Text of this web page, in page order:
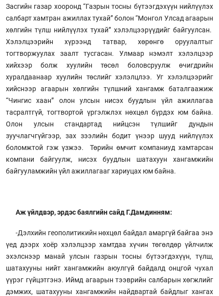
Засгийн газар хооронд “Газрын тосны бүтээгдэхүүн нийлүүлэх
салбарт хамтран ажиллах тухай” болон “Монгол Улсад агаарын
хөлгийн түлш нийлүүлэх тухай” хэлэлцээрүүдийг байгуулсан.
Хэлэлцээрийн хүрээнд татвар, хөрөнгө оруулалтыг
тогтворжуулах заалт тусгасан. Улмаар нэмэлт хэлэлцээр
хийхээр болж хуулийн төсөл боловсруулж өчигдрийн
хуралдаанаар хуулийн төслийг хэлэлцлээ. Уг хэлэлцээрийг
хийснээр агаарын хөлгийн түлшний хангамж баталгаажиж
“Чингис хаан” олон улсын нисэх буудлын үйл ажиллагаа
тасралтгүй, тогтвортой үргэлжлэх нөхцөл бүрдэх юм байна.
Олон улсын стандартад нийцсэн түлшийг дундын
зуучлагчгүйгээр, зах зээлийн бодит үнээр шууд нийлүүлэх
боломжтой гэж үзжээ. Төрийн өмчит компаниуд хамтарсан
компани байгуулж, нисэх буудлын шатахуун хангамжийн
байгууламжийн үйл ажиллагааг хариуцах юм байна.
Аж үйлдвэр, эрдэс баялгийн сайд Г.Дамдинням:
-Дэлхийн геополитикийн нөхцөл байдал амаргүй байгаа энэ
үед дээрх хоёр хэлэлцээр хамтдаа хүчин төгөлдөр үйлчилж
эхэлснээр манай улсын газрын тосны бүтээгдэхүүн, түлш,
шатахууны нийт хангамжийн аюулгүй байдалд онцгой чухал
үүрэг гүйцэтгэнэ. Иймд агаарын тээврийн салбарын хөгжлийг
дэмжих, шатахууны хангамжийн найдвартай байдлыг хангах